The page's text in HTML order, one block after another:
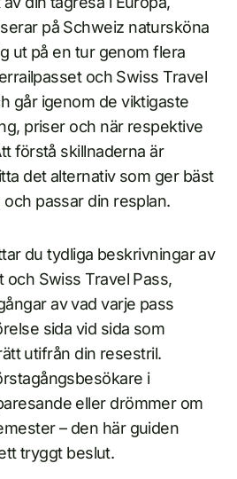
på Schweiz natursköna
ut på en tur genom flera
och Swiss Travel
går igenom de viktigaste
priser och när respektive
förstå skillnaderna är
det alternativ som ger bäst
passar din resplan.
du tydliga beskrivningar av
och Swiss Travel Pass,
av vad varje pass
sida vid sida som
utifrån din resestril.
i
eller drömmer om
– den här guiden
tryggt beslut.